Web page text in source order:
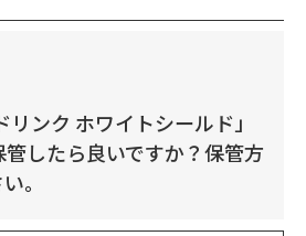
リンク ホワイトシールド」
したら良いですか？保管方
。